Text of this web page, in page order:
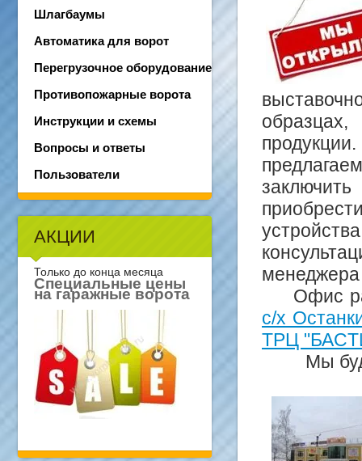
Шлагбаумы
Автоматика для ворот
Перегрузочное оборудование
Противопожарные ворота
Инструкции и схемы
Вопросы и ответы
Пользователи
АКЦИИ
Только до конца месяца
Специальные цены
на гаражные ворота
менеджера
Офис
с/х
ТРЦ
Мы